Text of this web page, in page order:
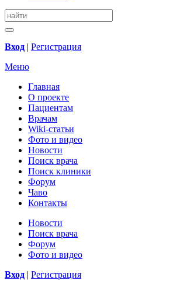
Вход | Регистрация
Меню
Главная
О проекте
Пациентам
Врачам
Wiki-статьи
Фото и видео
Новости
Поиск врача
Поиск клиники
Форум
Чаво
Контакты
Новости
Поиск врача
Форум
Фото и видео
Вход | Регистрация